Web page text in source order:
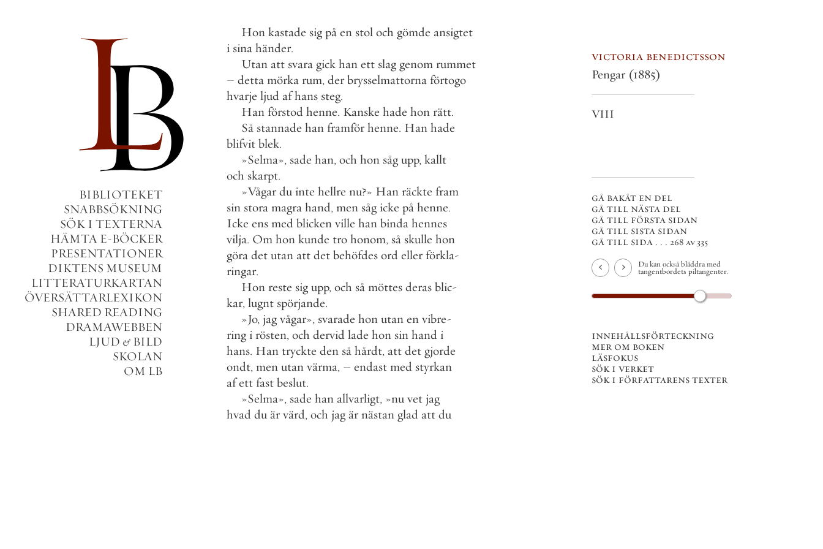
BIBLIOTEKET
SNABBSÖKNING
SÖK I TEXTERNA
HÄMTA E-BÖCKER
PRESENTATIONER
DIKTENS MUSEUM
LITTERATURKARTAN
ÖVERSÄTTARLEXIKON
SHARED READING
DRAMAWEBBEN
LJUD & BILD
SKOLAN
OM LB
Hon kastade sig på en stol och gömde ansigtet
i sina händer.
Utan att svara gick han ett slag genom rummet
– detta mörka rum, der brysselmattorna förtogo
hvarje ljud af hans steg.
Han förstod henne. Kanske hade hon rätt.
Så stannade han framför henne. Han hade
blifvit blek.
»Selma», sade han, och hon såg upp, kallt
och skarpt.
»Vågar du inte hellre nu?» Han räckte fram
sin stora magra hand, men såg icke på henne.
Icke ens med blicken ville han binda hennes
vilja. Om hon kunde tro honom, så skulle hon
göra det utan att det behöfdes ord eller förkla-
ringar.
Hon reste sig upp, och så möttes deras blic-
kar, lugnt spörjande.
»Jo, jag vågar», svarade hon utan en vibre-
ring i rösten, och dervid lade hon sin hand i
hans. Han tryckte den så hårdt, att det gjorde
ondt, men utan värma, – endast med styrkan
af ett fast beslut.
»Selma», sade han allvarligt, »nu vet jag
hvad du är värd, och jag är nästan glad att du
victoria benedictsson
Pengar (1885)
VIII
gå bakåt en del
gå till nästa del
gå till första sidan
gå till sista sidan
gå till sida . . . 268 av 335
Du kan också bläddra med
tangentbordets piltangenter.
innehållsförteckning
mer om boken
läsfokus
sök i verket
sök i författarens texter